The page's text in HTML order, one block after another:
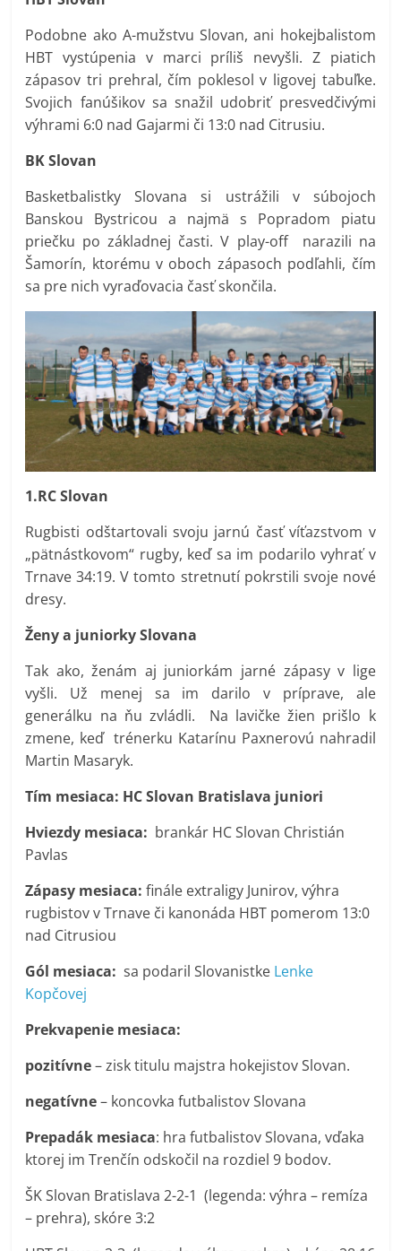
Podobne ako A-mužstvu Slovan, ani hokejbalistom
HBT vystúpenia v marci príliš nevyšli. Z piatich
zápasov tri prehral, čím poklesol v ligovej tabuľke.
Svojich fanúšikov sa snažil udobriť presvedčivými
výhrami 6:0 nad Gajarmi či 13:0 nad Citrusiu.
BK Slovan
Basketbalistky Slovana si ustrážili v súbojoch
Banskou Bystricou a najmä s Popradom piatu
priečku po základnej časti. V play-off narazili na
Šamorín, ktorému v oboch zápasoch podľahli, čím
sa pre nich vyraďovacia časť skončila.
1.RC Slovan
Rugbisti odštartovali svoju jarnú časť víťazstvom v
„pätnástkovom“ rugby, keď sa im podarilo vyhrať v
Trnave 34:19. V tomto stretnutí pokrstili svoje nové
dresy.
Ženy a juniorky Slovana
Tak ako, ženám aj juniorkám jarné zápasy v lige
vyšli. Už menej sa im darilo v príprave, ale
generálku na ňu zvládli. Na lavičke žien prišlo k
zmene, keď trénerku Katarínu Paxnerovú nahradil
Martin Masaryk.
Tím mesiaca: HC Slovan Bratislava juniori
Hviezdy mesiaca: brankár HC Slovan Christián
Pavlas
Zápasy mesiaca:finále extraligy Junirov, výhra
rugbistov v Trnave či kanonáda HBT pomerom 13:0
nad Citrusiou
Gól mesiaca:sa podaril Slovanistke Lenke
Kopčovej
Prekvapenie mesiaca:
pozitívne– zisk titulu majstra hokejistov Slovan.
negatívne– koncovka futbalistov Slovana
Prepadák mesiaca: hra futbalistov Slovana, vďaka
ktorej im Trenčín odskočil na rozdiel 9 bodov.
ŠK Slovan Bratislava 2-2-1 (legenda: výhra – remíza
– prehra), skóre 3:2